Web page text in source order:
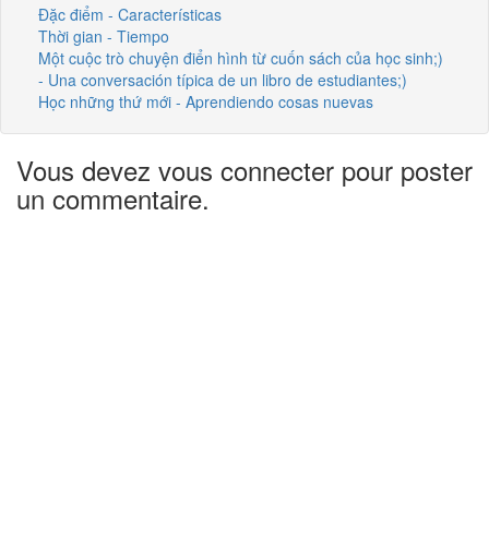
Đặc điểm - Características
Thời gian - Tiempo
Một cuộc trò chuyện điển hình từ cuốn sách của học sinh;)
- Una conversación típica de un libro de estudiantes;)
Học những thứ mới - Aprendiendo cosas nuevas
Vous devez vous connecter pour poster
un commentaire.